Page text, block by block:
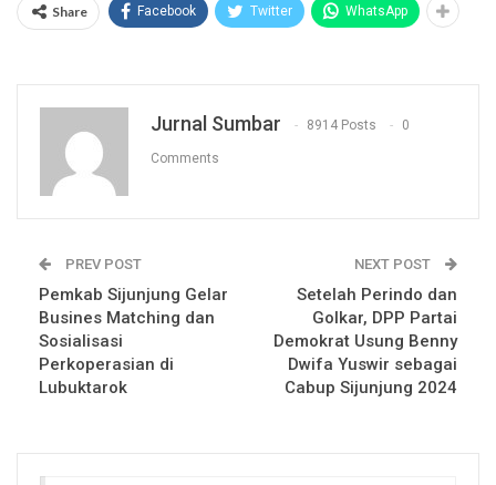
Share Facebook Twitter WhatsApp
Jurnal Sumbar 8914 Posts 0
Comments
PREV POST
Pemkab Sijunjung Gelar
Busines Matching dan
Sosialisasi
Perkoperasian di
Lubuktarok
NEXT POST
Setelah Perindo dan
Golkar, DPP Partai
Demokrat Usung Benny
Dwifa Yuswir sebagai
Cabup Sijunjung 2024